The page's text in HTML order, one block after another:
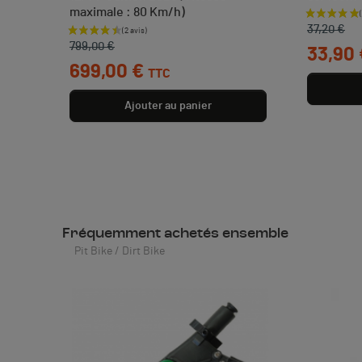
maximale : 80 Km/h)
Prix de base
799,00 €
Prix
699,00 € TTC
Ajouter au panier
Prix de
37,20 €
Prix
33,90
Fréquemment achetés ensemble
Pit Bike / Dirt Bike